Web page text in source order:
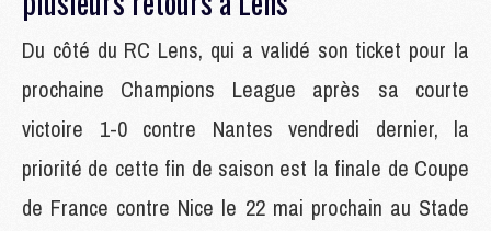
Du côté du RC Lens, qui a validé son ticket pour la
prochaine Champions League après sa courte
victoire 1-0 contre Nantes vendredi dernier, la
priorité de cette fin de saison est la finale de Coupe
de France contre Nice le 22 mai prochain au Stade